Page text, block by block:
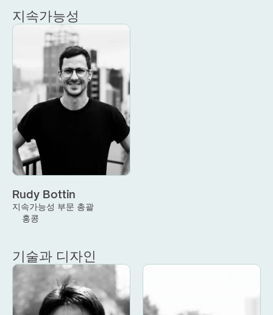
지속가능성
Rudy Bottin
지속가능성 부문 총괄
홍콩
기술과 디자인